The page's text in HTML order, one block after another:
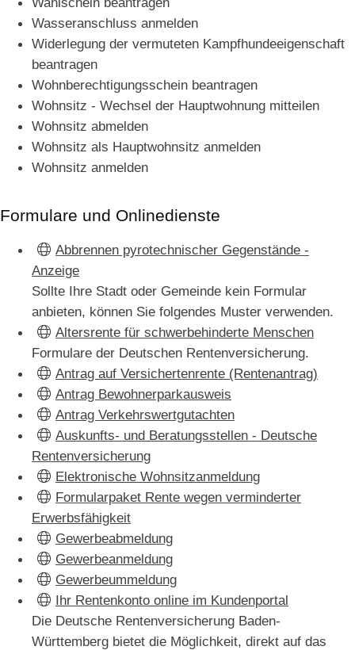
Wasseranschluss anmelden
Widerlegung der vermuteten Kampfhundeeigenschaft
beantragen
Wohnberechtigungsschein beantragen
Wohnsitz - Wechsel der Hauptwohnung mitteilen
Wohnsitz abmelden
Wohnsitz als Hauptwohnsitz anmelden
Wohnsitz anmelden
Formulare und Onlinedienste
Abbrennen pyrotechnischer Gegenstände -
Anzeige
Sollte Ihre Stadt oder Gemeinde kein Formular
anbieten, können Sie folgendes Muster verwenden.
Altersrente für schwerbehinderte Menschen
Formulare der Deutschen Rentenversicherung.
Antrag auf Versichertenrente (Rentenantrag)
Antrag Bewohnerparkausweis
Antrag Verkehrswertgutachten
Auskunfts- und Beratungsstellen - Deutsche
Rentenversicherung
Elektronische Wohnsitzanmeldung
Formularpaket Rente wegen verminderter
Erwerbsfähigkeit
Gewerbeabmeldung
Gewerbeanmeldung
Gewerbeummeldung
Ihr Rentenkonto online im Kundenportal
Die Deutsche Rentenversicherung Baden-
Württemberg bietet die Möglichkeit, direkt auf das